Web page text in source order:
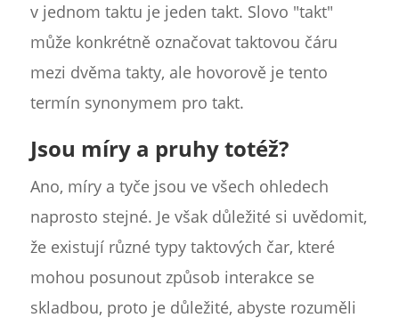
v jednom taktu je jeden takt. Slovo "takt"
může konkrétně označovat taktovou čáru
mezi dvěma takty, ale hovorově je tento
termín synonymem pro takt.
Jsou míry a pruhy totéž?
Ano, míry a tyče jsou ve všech ohledech
naprosto stejné. Je však důležité si uvědomit,
že existují různé typy taktových čar, které
mohou posunout způsob interakce se
skladbou, proto je důležité, abyste rozuměli